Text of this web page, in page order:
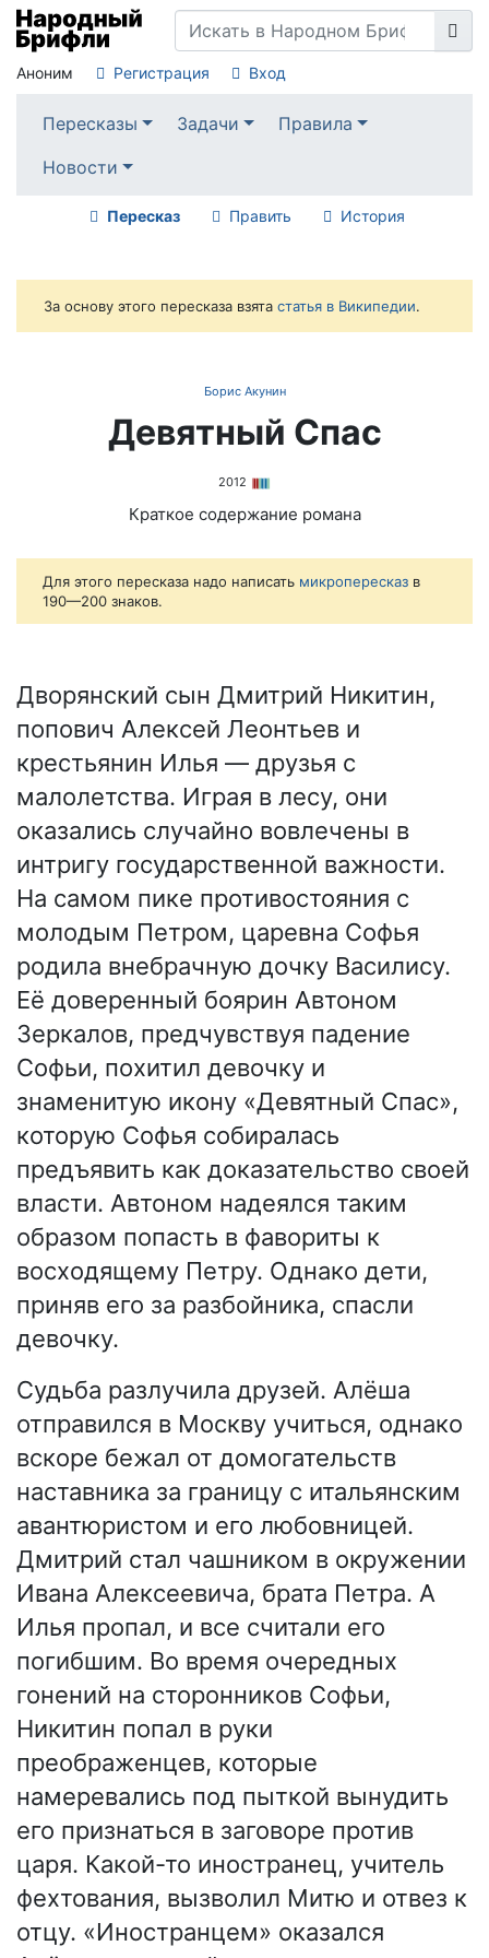
Аноним Регистрация Вход
Пересказы Задачи
Правила
Новости
Пересказ Править История
За основу этого пересказа взята статья в Википедии.
Борис Акунин
Девятный Спас
2012
Краткое содержание романа
Для этого пересказа надо написать микропересказ в
190—200 знаков.
Дворянский сын Дмитрий Никитин,
попович Алексей Леонтьев и
крестьянин Илья — друзья с
малолетства. Играя в лесу, они
оказались случайно вовлечены в
интригу государственной важности.
На самом пике противостояния с
молодым Петром, царевна Софья
родила внебрачную дочку Василису.
Её доверенный боярин Автоном
Зеркалов, предчувствуя падение
Софьи, похитил девочку и
знаменитую икону «Девятный Спас»,
которую Софья собиралась
предъявить как доказательство своей
власти. Автоном надеялся таким
образом попасть в фавориты к
восходящему Петру. Однако дети,
приняв его за разбойника, спасли
девочку.
Судьба разлучила друзей. Алёша
отправился в Москву учиться, однако
вскоре бежал от домогательств
наставника за границу с итальянским
авантюристом и его любовницей.
Дмитрий стал чашником в окружении
Ивана Алексеевича, брата Петра. А
Илья пропал, и все считали его
погибшим. Во время очередных
гонений на сторонников Софьи,
Никитин попал в руки
преображенцев, которые
намеревались под пыткой вынудить
его признаться в заговоре против
царя. Какой-то иностранец, учитель
фехтования, вызволил Митю и отвез к
отцу. «Иностранцем» оказался